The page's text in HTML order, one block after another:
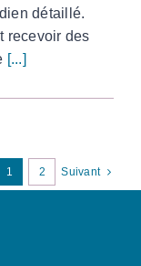
détaillé.
recevoir des
[...]
1 2 Suivant